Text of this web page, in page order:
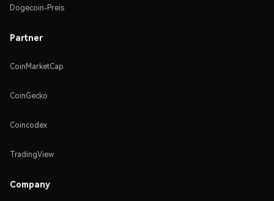
Dogecoin-Preis
Partner
CoinMarketCap
CoinGecko
Coincodex
TradingView
Company